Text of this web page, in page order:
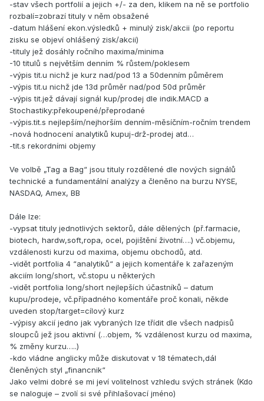
-stav všech portfolií a jejich +/- za den, klikem na ně se portfolio
rozbalí=zobrazí tituly v něm obsažené
-datum hlášení ekon.výsledků + minulý zisk/akcii (po reportu
zisku se objeví ohlášený zisk/akcii)
-tituly jež dosáhly ročního maxima/minima
-10 titulů s největším denním % růstem/poklesem
-výpis tit.u nichž je kurz nad/pod 13 a 50denním půměrem
-výpis tit.u nichž jde 13d průměr nad/pod 50d průměr
-výpis tit.jež dávají signál kup/prodej dle indik.MACD a
Stochastiky:překoupené/přeprodané
-výpis.tit.s nejlepším/nejhorším denním-měsíčním-ročním trendem
-nová hodnocení analytiků kupuj-drž-prodej atd…
-tit.s rekordními objemy
Ve volbě „Tag a Bag“ jsou tituly rozdělené dle nových signálů
technické a fundamentální analýzy a členěno na burzu NYSE,
NASDAQ, Amex, BB
Dále lze:
-vypsat tituly jednotlivých sektorů, dále dělených (př.farmacie,
biotech, hardw,soft,ropa, ocel, pojištění životní….) vč.objemu,
vzdálenosti kurzu od maxima, objemu obchodů, atd.
-vidět portfolia 4 “analytiků“ a jejich komentáře k zařazeným
akciím long/short, vč.stopu u některých
-vidět portfolia long/short nejlepších účastníků – datum
kupu/prodeje, vč.případného komentáře proč konali, někde
uveden stop/target=cílový kurz
-výpisy akcií jedno jak vybraných lze třídit dle všech nadpisů
sloupců jež jsou aktivní (…objem, % vzdálenost kurzu od maxima,
% změny kurzu…..)
-kdo vládne anglicky může diskutovat v 18 tématech,dál
členěných styl „financnik“
Jako velmi dobré se mi jeví volitelnost vzhledu svých stránek (Kdo
se naloguje – zvolí si své přihlašovací jméno)